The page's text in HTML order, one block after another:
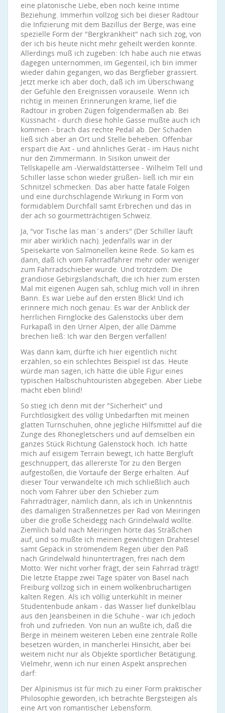
eine platonische Liebe, eben noch keine intime
Beziehung. Immerhin vollzog sich bei dieser Radtour
die Infizierung mit dem Bazillus der Berge, was eine
spezielle Form der "Bergkrankheit" nach sich zog, von
der ich bis heute nicht mehr geheilt werden konnte.
Allerdings muß ich zugeben: Ich habe auch nie etwas
dagegen unternommen, im Gegenteil, ich bin immer
wieder dahin gegangen, wo das Bergfieber grassiert.
Jetzt merke ich aber doch, daß ich im Überschwang
der Gefühle den Ereignissen vorauseile. Wenn ich
richtig in meinen Erinnerungen krame, lief die
Radtour in groben Zügen folgendermaßen ab. Bei
Küssnacht - durch diese hohle Gasse mußte auch ich
kommen - brach das rechte Pedal ab. Der Schaden
ließ sich aber an Ort und Stelle beheben. Offenbar
erspart die Axt - und ähnliches Gerät - im Haus nicht
nur den Zimmermann. In Sisikon unweit der
Tellskapelle am -Vierwaldstättersee - Wilhelm Tell und
Schiller lasse schon wieder grüßen- ließ ich mir ein
Schnitzel schmecken. Das aber hatte fatale Folgen
und eine durchschlagende Wirkung in Form von
formidablem Durchfall samt Erbrechen und das in
der ach so gourmetträchtigen Schweiz.
Ja, "vor Tische las man´s anders" (Der Schiller läuft
mir aber wirklich nach). Jedenfalls war in der
Speisekarte von Salmonellen keine Rede. So kam es
dann, daß ich vom Fahrradfahrer mehr oder weniger
zum Fahrradschieber wurde. Und trotzdem: Die
grandiose Gebirgslandschaft, die ich hier zum ersten
Mal mit eigenen Augen sah, schlug mich voll in ihren
Bann. Es war Liebe auf den ersten Blick! Und ich
erinnere mich noch genau: Es war der Anblick der
herrlichen Firnglocke des Galenstocks über dem
Furkapaß in den Urner Alpen, der alle Dämme
brechen ließ: Ich war den Bergen verfallen!
Was dann kam, dürfte ich hier eigentlich nicht
erzählen, so ein schlechtes Beispiel ist das. Heute
würde man sagen, ich hätte die üble Figur eines
typischen Halbschuhtouristen abgegeben. Aber Liebe
macht eben blind!
So stieg ich denn mit der "Sicherheit" und
Furchtlosigkeit des völlig Unbedarften mit meinen
glatten Turnschuhen, ohne jegliche Hilfsmittel auf die
Zunge des Rhonegletschers und auf demselben ein
ganzes Stück Richtung Galenstock hoch. Ich hatte
mich auf eisigem Terrain bewegt, ich hatte Bergluft
geschnuppert, das allererste Tor zu den Bergen
aufgestoßen, die Vortaufe der Berge erhalten. Auf
dieser Tour verwandelte ich mich schließlich auch
noch vom Fahrer über den Schieber zum
Fahrradträger, nämlich dann, als ich in Unkenntnis
des damaligen Straßennetzes per Rad von Meiringen
über die große Scheidegg nach Grindelwald wollte.
Ziemlich bald nach Meiringen hörte das Sträßchen
auf, und so mußte ich meinen gewichtigen Drahtesel
samt Gepäck in strömendem Regen über den Paß
nach Grindelwald hinuntertragen, frei nach dem
Motto: Wer nicht vorher frägt, der sein Fahrrad trägt!
Die letzte Etappe zwei Tage später von Basel nach
Freiburg vollzog sich in einem wolkenbruchartigen
kalten Regen. Als ich völlig unterkühlt in meiner
Studentenbude ankam - das Wasser lief dunkelblau
aus den Jeansbeinen in die Schuhe - war ich jedoch
froh und zufrieden. Von nun an wußte ich, daß die
Berge in meinem weiteren Leben eine zentrale Rolle
besetzen würden, in mancherlei Hinsicht, aber bei
weitem nicht nur als Objekte sportlicher Betätigung.
Vielmehr, wenn ich nur einen Aspekt ansprechen
darf:
Der Alpinismus ist für mich zu einer Form praktischer
Philosophie geworden, ich betrachte Bergsteigen als
eine Art von romantischer Lebensform.